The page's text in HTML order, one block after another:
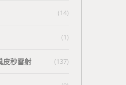
(14)
(1)
皮秒雷射 (137)